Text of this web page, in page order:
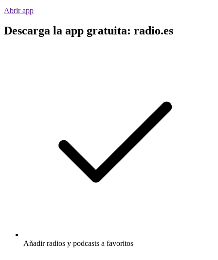
Abrir app
Descarga la app gratuita: radio.es
Añadir radios y podcasts a favoritos